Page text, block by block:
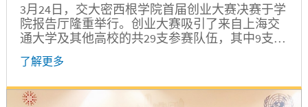
3月24日，交大密西根学院首届创业大赛决赛于学
院报告厅隆重举行。创业大赛吸引了来自上海交
通大学及其他高校的共29支参赛队伍，其中9支队
伍在之前的选拔中脱颖而出晋级决赛。
了解更多